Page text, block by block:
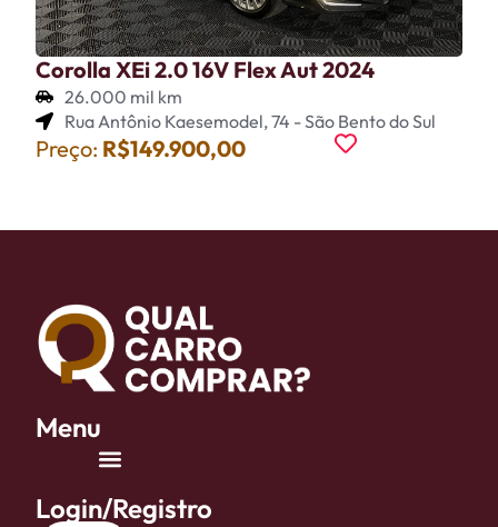
Corolla XEi 2.0 16V Flex Aut 2024
26.000 mil km
Rua Antônio Kaesemodel, 74 - São Bento do Sul
Preço: R$149.900,00
Menu
Login/Registro